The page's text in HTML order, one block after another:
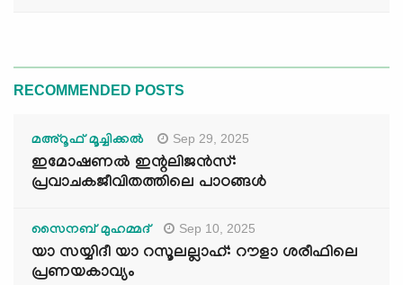
RECOMMENDED POSTS
മഅ്റൂഫ് മൂച്ചിക്കല്‍ Sep 29, 2025
ഇമോഷണൽ ഇന്റലിജൻസ്:
പ്രവാചകജീവിതത്തിലെ പാഠങ്ങൾ
സൈനബ് മുഹമ്മദ് Sep 10, 2025
യാ സയ്യിദീ യാ റസൂലല്ലാഹ്: റൗളാ ശരീഫിലെ
പ്രണയകാവ്യം